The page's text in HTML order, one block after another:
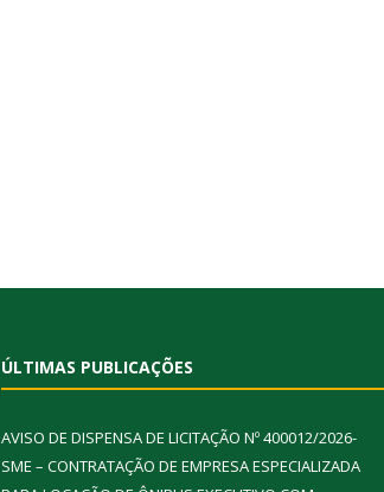
ÚLTIMAS PUBLICAÇÕES
AVISO DE DISPENSA DE LICITAÇÃO Nº 400012/2026-
SME – CONTRATAÇÃO DE EMPRESA ESPECIALIZADA